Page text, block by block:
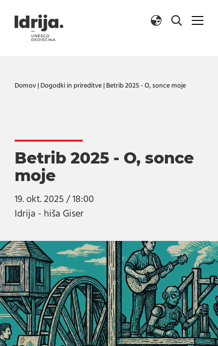
Domov Dogodki in prireditve Betrib 2025 - O, sonce moje
Betrib 2025 - O, sonce
moje
19. okt. 2025 / 18:00
Idrija - hiša Giser